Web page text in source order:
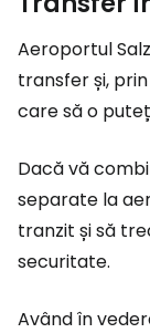
Aeroportul
transfer și,
care să o
Dacă vă
separate la
tranzit și să
securitate.
Având în